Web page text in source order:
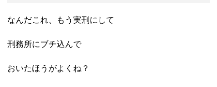
なんだこれ、もう実刑にして
刑務所にブチ込んで
おいたほうがよくね？